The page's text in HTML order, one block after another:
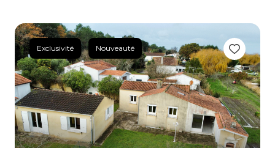
VENDUS
CONTACT
Exclusivité Nouveauté